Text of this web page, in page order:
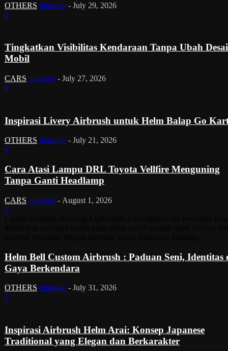
OTHERS tinusoke - July 29, 2026
0
Tingkatkan Visibilitas Kendaraan Tanpa Ubah
Mobil
CARS tinusoke - July 27, 2026
0
Inspirasi Livery Airbrush untuk Helm Balap Go
OTHERS tinusoke - July 21, 2026
0
Cara Atasi Lampu DRL Toyota Vellfire Menguning
Tanpa Ganti Headlamp
CARS tinusoke - August 1, 2026
0
Helm Bell Custom Airbrush : Paduan Seni, Identitas
Gaya Berkendara
OTHERS tinusoke - July 31, 2026
0
Inspirasi Airbrush Helm Arai: Konsep Japanese
Traditional yang Elegan dan Berkarakter